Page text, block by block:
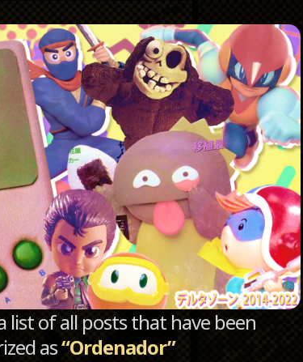
list of all posts that have been
as“Ordenador”